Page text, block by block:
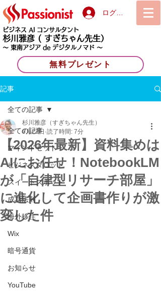
ログイン
ビジネス AI コンサルタント
杉川雅彦 ( すぎちゃん先生）
〜 東南アジア de デジタルノマド 〜
無料プレゼント
記事
全ての記事
マインドセット
ビジネスタロット
スイートスポット
成功法則
海外移住
Wix
暗号通貨
お知らせ
YouTube
全ての記事
【2026年最新】資料集めは
AIにお任せ！NotebookLM
が「自律型リサーチ部屋」
に進化して企画書作りが激
変した件
杉川雅彦（すぎちゃん先生）
6月22日 読了時間: 7分